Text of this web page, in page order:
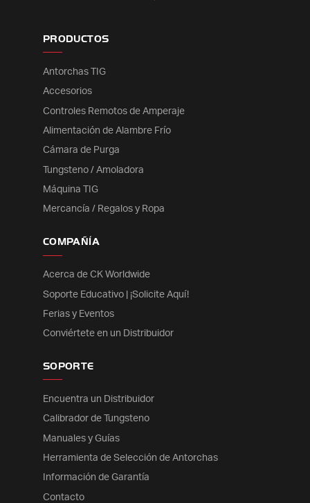
PRODUCTOS
Antorchas TIG
Accesorios
Controles Remotos de Amperaje
Alimentación de Alambre Frío
Cámara de Purga
Tungsteno / Amoladora
Máquina TIG
Mercancía / Regalos y Ropa
COMPAÑÍA
Acerca de CK Worldwide
Soporte Educativo | ¡Solicite Aquí!
Ferias y Eventos
Conviértete en un Distribuidor
SOPORTE
Encuentra un Distribuidor
Calibrador de Tungsteno
Manuales y Guías
Herramienta de Selección de Antorchas
Información de Garantía
Contacto